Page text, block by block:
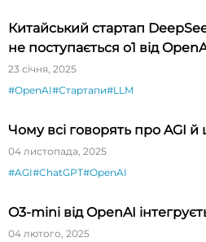
Китайський стартап
не поступається o1 від
дешевше
23 січня, 2025
#OpenAI#Стартапи#LLM
Чому всі говорять про AGI й
04 листопада, 2025
#AGI#ChatGPT#OpenAI
O3-mini від OpenAI
04 лютого, 2025